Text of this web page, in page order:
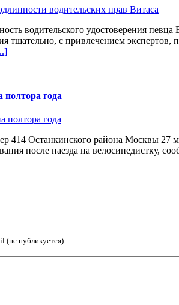
водительского удостоверения
тщательно, с привлечением экспертов,
года
414 Останкинского района Москвы 27
после наезда на
(не публикуется)